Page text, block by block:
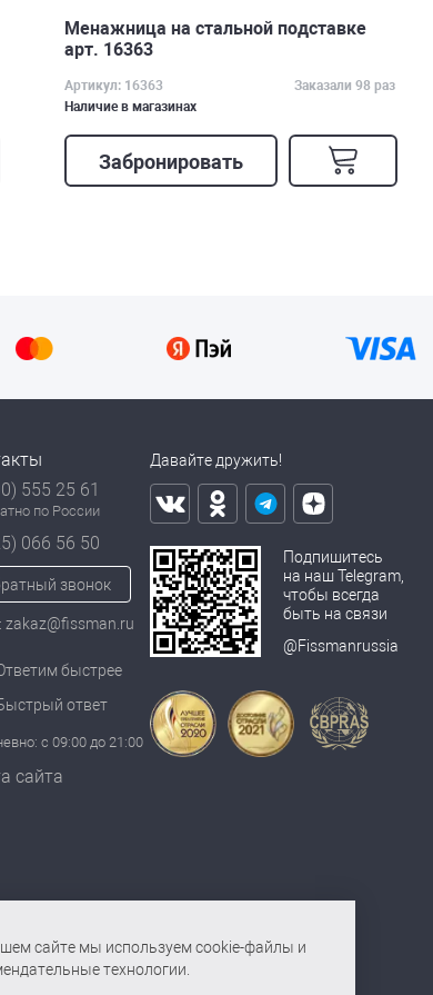
Менажница на стальной подставке
арт. 16363
Артикул: 16363
Заказали 98 раз
Наличие в магазинах
Забронировать
555 25 61
по России
066 56 50
звонок
zakaz@fissman.ru
быстрее
ответ
с 09:00 до 21:00
сайта
Давайте дружить!
Подпишитесь
на наш Telegram,
чтобы всегда
быть на связи
@Fissmanrussia
сайте мы используем cookie-файлы и
технологии.